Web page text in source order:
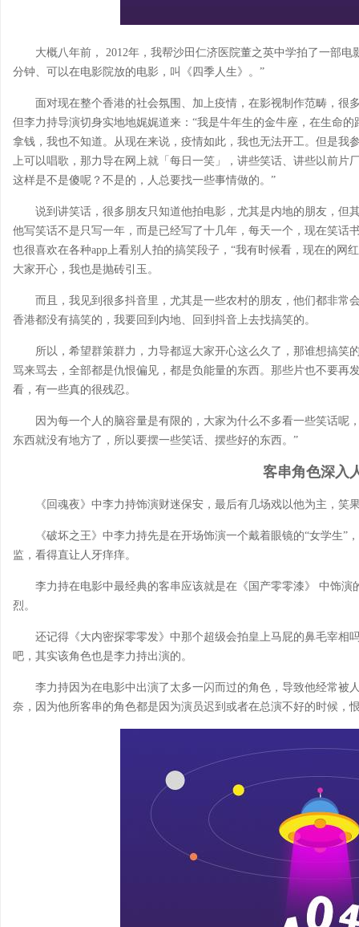
大概八年前， 2012年，我帮沙田仁济医院董之英中学拍了一部
分钟、可以在电影院放的电影，叫《四季人生》。”
面对现在整个香港的社会氛围、加上疫情，在影视制作范畴，很
但李力持导演切身实地地娓娓道来：“我是牛年生的金牛座，在生命
拿钱，我也不知道。从现在来说，疫情如此，我也无法开工。但是我
上可以唱歌，那力导在网上就「每日一笑」，讲些笑话、讲些以前片
这样是不是傻呢？不是的，人总要找一些事情做的。”
说到讲笑话，很多朋友只知道他拍电影，尤其是内地的朋友，但
他写笑话不是只写一年，而是已经写了十几年，每天一个，现在笑话
也很喜欢在各种app上看别人拍的搞笑段子，“我有时候看，现在的网
大家开心，我也是抛砖引玉。
而且，我见到很多抖音里，尤其是一些农村的朋友，他们都非常
香港都没有搞笑的，我要回到内地、回到抖音上去找搞笑的。
所以，希望群策群力，力导都逗大家开心这么久了，那谁想搞笑
骂来骂去，全部都是仇恨偏见，都是负能量的东西。那些片也不要再
看，有一些真的很残忍。
因为每一个人的脑容量是有限的，大家为什么不多看一些笑话呢
东西就没有地方了，所以要摆一些笑话、摆些好的东西。”
客串角色深入
《回魂夜》中李力持饰演财迷保安，最后有几场戏以他为主，笑
《破坏之王》中李力持先是在开场饰演一个戴着眼镜的“女学生”
监，看得直让人牙痒痒。
李力持在电影中最经典的客串应该就是在《国产零零漆》 中饰
烈。
还记得《大内密探零零发》中那个超级会拍皇上马屁的鼻毛宰相
吧，其实该角色也是李力持出演的。
李力持因为在电影中出演了太多一闪而过的角色，导致他经常被
奈，因为他所客串的角色都是因为演员迟到或者在总演不好的时候，